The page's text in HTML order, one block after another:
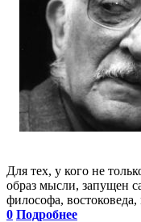
Для тех, у кого не
образ мысли, запущен
философа, востоковеда,
0 Подробнее